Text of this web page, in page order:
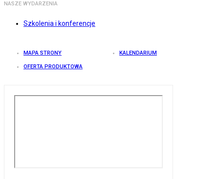
NASZE WYDARZENIA
Szkolenia i konferencje
MAPA STRONY KALENDARIUM
OFERTA PRODUKTOWA